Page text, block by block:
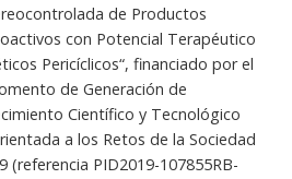
de Productos
con Potencial Terapéutico
Pericíclicos“, financiado por el
de Generación de
Científico y Tecnológico
a los Retos de la Sociedad
(referencia PID2019-107855RB-